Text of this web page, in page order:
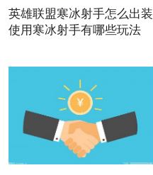
英雄联盟寒冰射手怎么出装
使用寒冰射手有哪些玩法